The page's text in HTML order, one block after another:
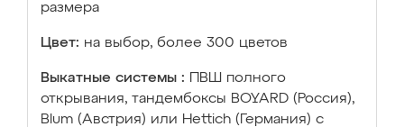
размера
Цвет: на выбор, более 300 цветов
Выкатные системы :
ПВШ полного
открывания, тандембоксы BOYARD (Россия),
Blum (Австрия) или Hettich (Германия) с